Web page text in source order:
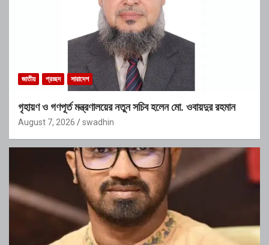
জাতীয় প্রচ্ছদ সারাদেশ
গৃহায়ণ ও গণপূর্ত মন্ত্রণালয়ের নতুন সচিব হলেন মো. ওবায়দুর রহমান
August 7, 2026 swadhin